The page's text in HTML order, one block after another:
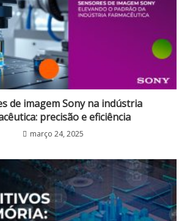
de imagem Sony na indústria
precisão e eficiência
março 24, 2025